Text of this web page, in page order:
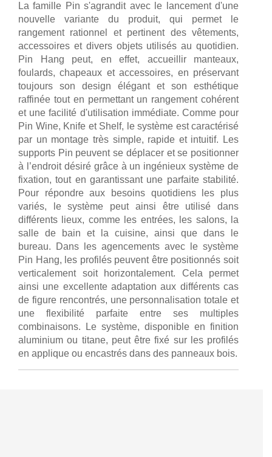
La famille Pin s'agrandit avec le lancement d'une
nouvelle variante du produit, qui permet le
rangement rationnel et pertinent des vêtements,
accessoires et divers objets utilisés au quotidien.
Pin Hang peut, en effet, accueillir manteaux,
foulards, chapeaux et accessoires, en préservant
toujours son design élégant et son esthétique
raffinée tout en permettant un rangement cohérent
et une facilité d'utilisation immédiate. Comme pour
Pin Wine, Knife et Shelf, le système est caractérisé
par un montage très simple, rapide et intuitif. Les
supports Pin peuvent se déplacer et se positionner
à l’endroit désiré grâce à un ingénieux système de
fixation, tout en garantissant une parfaite stabilité.
Pour répondre aux besoins quotidiens les plus
variés, le système peut ainsi être utilisé dans
différents lieux, comme les entrées, les salons, la
salle de bain et la cuisine, ainsi que dans le
bureau. Dans les agencements avec le système
Pin Hang, les profilés peuvent être positionnés soit
verticalement soit horizontalement. Cela permet
ainsi une excellente adaptation aux différents cas
de figure rencontrés, une personnalisation totale et
une flexibilité parfaite entre ses multiples
combinaisons. Le système, disponible en finition
aluminium ou titane, peut être fixé sur les profilés
en applique ou encastrés dans des panneaux bois.